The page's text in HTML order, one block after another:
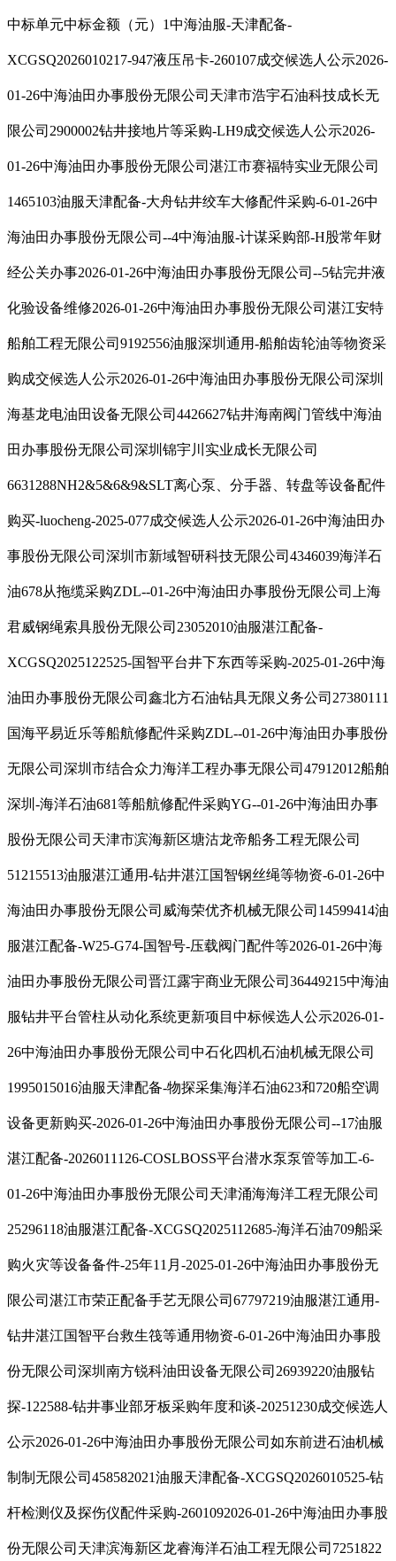
中标单元中标金额（元）1中海油服-天津配备-
XCGSQ2026010217-947液压吊卡-260107成交候选人公示2026-
01-26中海油田办事股份无限公司天津市浩宇石油科技成长无
限公司2900002钻井接地片等采购-LH9成交候选人公示2026-
01-26中海油田办事股份无限公司湛江市赛福特实业无限公司
1465103油服天津配备-大舟钻井绞车大修配件采购-6-01-26中
海油田办事股份无限公司--4中海油服-计谋采购部-H股常年财
经公关办事2026-01-26中海油田办事股份无限公司--5钻完井液
化验设备维修2026-01-26中海油田办事股份无限公司湛江安特
船舶工程无限公司9192556油服深圳通用-船舶齿轮油等物资采
购成交候选人公示2026-01-26中海油田办事股份无限公司深圳
海基龙电油田设备无限公司4426627钻井海南阀门管线中海油
田办事股份无限公司深圳锦宇川实业成长无限公司
6631288NH2&5&6&9&SLT离心泵、分手器、转盘等设备配件
购买-luocheng-2025-077成交候选人公示2026-01-26中海油田办
事股份无限公司深圳市新域智研科技无限公司4346039海洋石
油678从拖缆采购ZDL--01-26中海油田办事股份无限公司上海
君威钢绳索具股份无限公司23052010油服湛江配备-
XCGSQ2025122525-国智平台井下东西等采购-2025-01-26中海
油田办事股份无限公司鑫北方石油钻具无限义务公司27380111
国海平易近乐等船航修配件采购ZDL--01-26中海油田办事股份
无限公司深圳市结合众力海洋工程办事无限公司47912012船舶
深圳-海洋石油681等船航修配件采购YG--01-26中海油田办事
股份无限公司天津市滨海新区塘沽龙帝船务工程无限公司
51215513油服湛江通用-钻井湛江国智钢丝绳等物资-6-01-26中
海油田办事股份无限公司威海荣优齐机械无限公司14599414油
服湛江配备-W25-G74-国智号-压载阀门配件等2026-01-26中海
油田办事股份无限公司晋江露宇商业无限公司36449215中海油
服钻井平台管柱从动化系统更新项目中标候选人公示2026-01-
26中海油田办事股份无限公司中石化四机石油机械无限公司
1995015016油服天津配备-物探采集海洋石油623和720船空调
设备更新购买-2026-01-26中海油田办事股份无限公司--17油服
湛江配备-2026011126-COSLBOSS平台潜水泵泵管等加工-6-
01-26中海油田办事股份无限公司天津涌海海洋工程无限公司
25296118油服湛江配备-XCGSQ2025112685-海洋石油709船采
购火灾等设备备件-25年11月-2025-01-26中海油田办事股份无
限公司湛江市荣正配备手艺无限公司67797219油服湛江通用-
钻井湛江国智平台救生筏等通用物资-6-01-26中海油田办事股
份无限公司深圳南方锐科油田设备无限公司26939220油服钻
探-122588-钻井事业部牙板采购年度和谈-20251230成交候选人
公示2026-01-26中海油田办事股份无限公司如东前进石油机械
制制无限公司458582021油服天津配备-XCGSQ2026010525-钻
杆检测仪及探伤仪配件采购-2601092026-01-26中海油田办事股
份无限公司天津滨海新区龙睿海洋石油工程无限公司7251822